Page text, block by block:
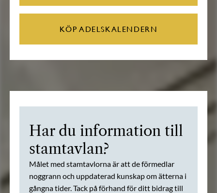
KÖP ADELSKALENDERN
Har du information till
stamtavlan?
Målet med stamtavlorna är att de förmedlar
noggrann och uppdaterad kunskap om ätterna i
gångna tider. Tack på förhand för ditt bidrag till